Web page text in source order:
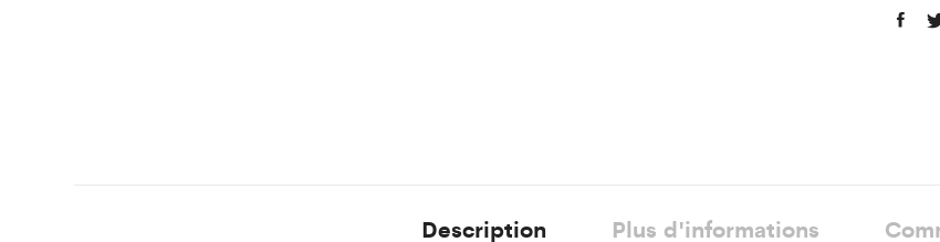
Description Plus d'informations